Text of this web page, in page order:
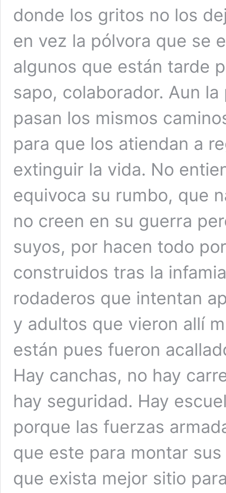
donde los gritos no los
en vez la pólvora que se
algunos que están tarde
sapo, colaborador. Aun
pasan los mismos
para que los atiendan a
extinguir la vida. No
equivoca su rumbo, que
no creen en su guerra
suyos, por hacen todo
construidos tras la
rodaderos que intentan
y adultos que vieron allí
están pues fueron
Hay canchas, no hay
hay seguridad. Hay
porque las fuerzas
que este para montar
que exista mejor sitio